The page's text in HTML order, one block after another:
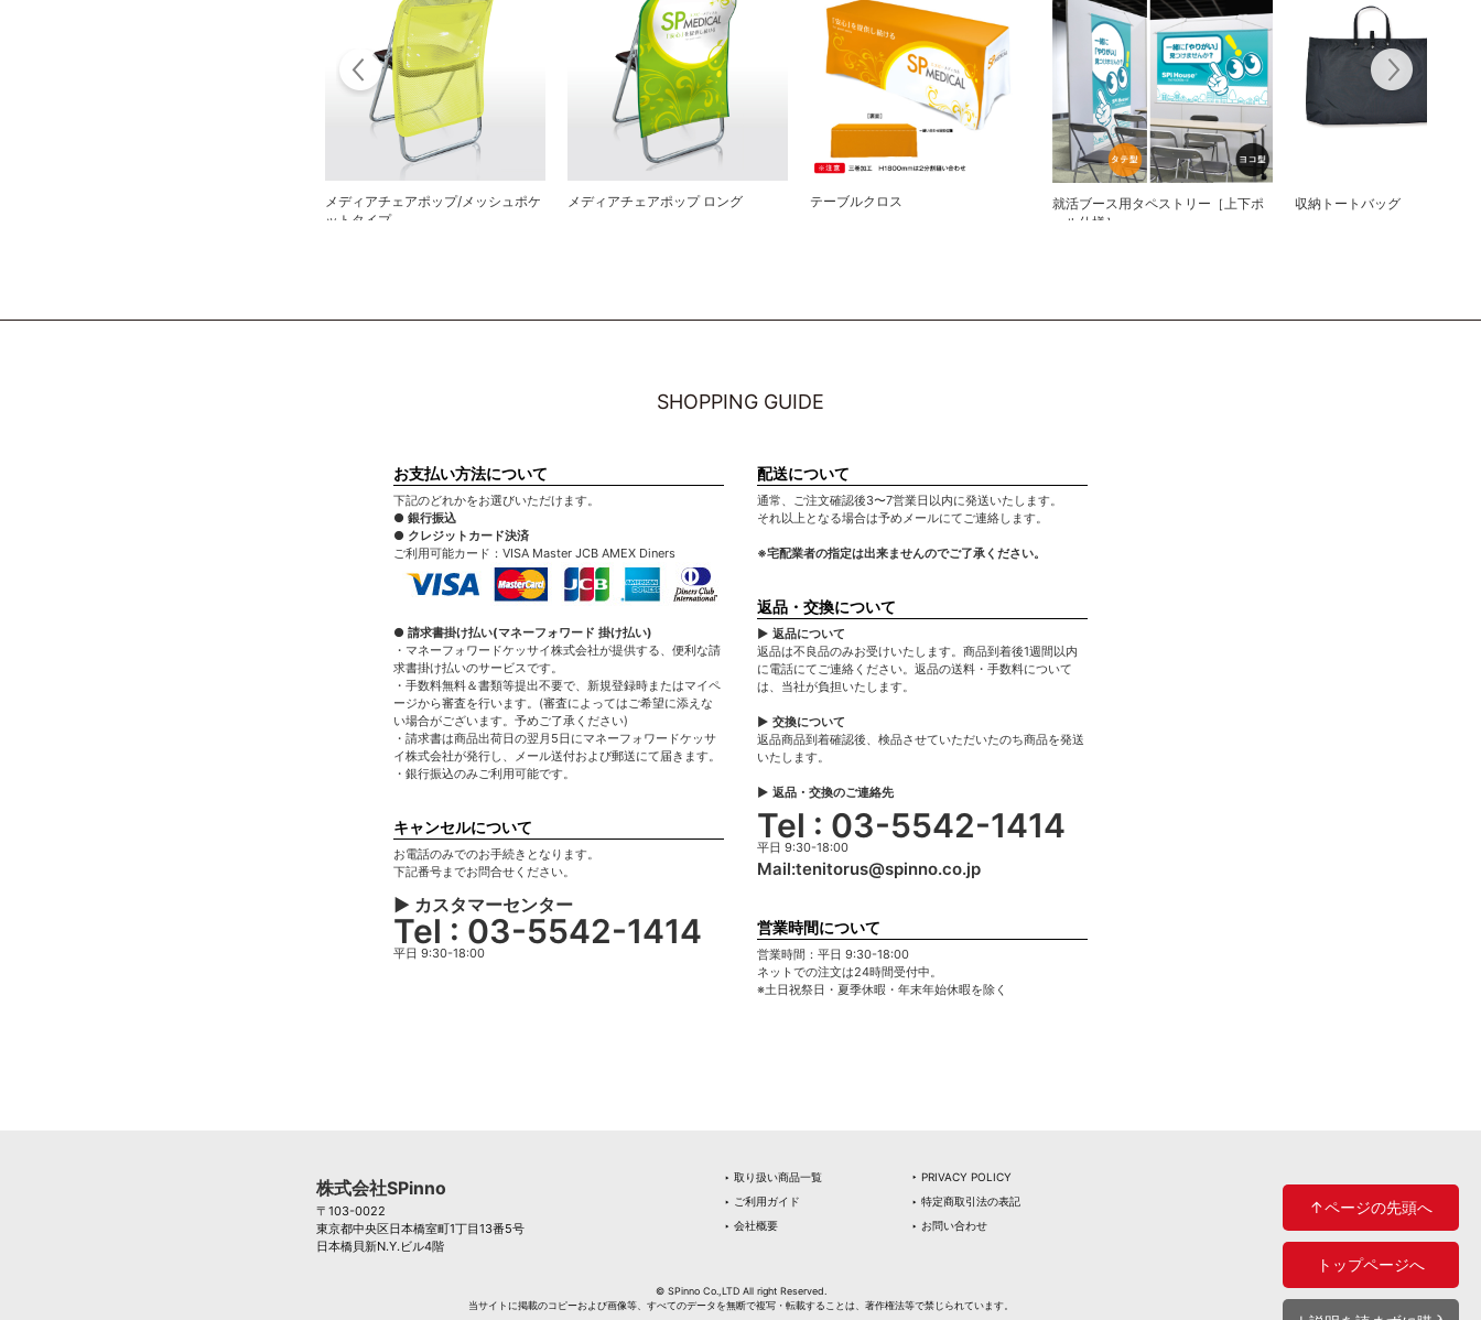
↑ページの先頭へ
トップページへ
メディアチェアポップ/メッシュポケ
ットタイプ
メディアチェアポップ ロング テーブルクロス
就活ブース用タペストリー［上下ポ
ール仕様］
収納トートバッグ
SHOPPING GUIDE
お支払い方法について
下記のどれかをお選びいただけます。
● 銀行振込
● クレジットカード決済
ご利用可能カード：VISA Master JCB AMEX Diners
● 請求書掛け払い(マネーフォワード 掛け払い)
・マネーフォワードケッサイ株式会社が提供する、便利な請
求書掛け払いのサービスです。
・手数料無料＆書類等提出不要で、新規登録時またはマイペ
ージから審査を行います。(審査によってはご希望に添えな
い場合がございます。予めご了承ください)
・請求書は商品出荷日の翌月5日にマネーフォワードケッサ
イ株式会社が発行し、メール送付および郵送にて届きます。
・銀行振込のみご利用可能です。
キャンセルについて
お電話のみでのお手続きとなります。
下記番号までお問合せください。
▶ カスタマーセンター
Tel : 03-5542-1414
平日 9:30-18:00
配送について
通常、ご注文確認後3〜7営業日以内に発送いたします。
それ以上となる場合は予めメールにてご連絡します。
※宅配業者の指定は出来ませんのでご了承ください。
返品・交換について
▶ 返品について
返品は不良品のみお受けいたします。商品到着後1週間以内
に電話にてご連絡ください。返品の送料・手数料について
は、当社が負担いたします。
▶ 交換について
返品商品到着確認後、検品させていただいたのち商品を発送
いたします。
▶ 返品・交換のご連絡先
Tel : 03-5542-1414
平日 9:30-18:00
Mail:tenitorus@spinno.co.jp
営業時間について
営業時間：平日 9:30-18:00
ネットでの注文は24時間受付中。
※土日祝祭日・夏季休暇・年末年始休暇を除く
株式会社SPinno
〒103-0022
東京都中央区日本橋室町1丁目13番5号
日本橋貝新N.Y.ビル4階
‣ 取り扱い商品一覧
‣ ご利用ガイド
‣ 会社概要
‣ PRIVACY POLICY
‣ 特定商取引法の表記
‣ お問い合わせ
© SPinno Co.,LTD All right Reserved.
当サイトに掲載のコピーおよび画像等、すべてのデータを無断で複写・転載することは、著作権法等で禁じられています。